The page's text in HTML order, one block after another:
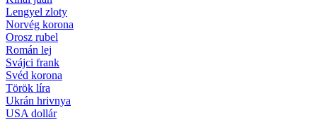
Lengyel zloty
Norvég korona
Orosz rubel
Román lej
Svájci frank
Svéd korona
Török líra
Ukrán hrivnya
USA dollár